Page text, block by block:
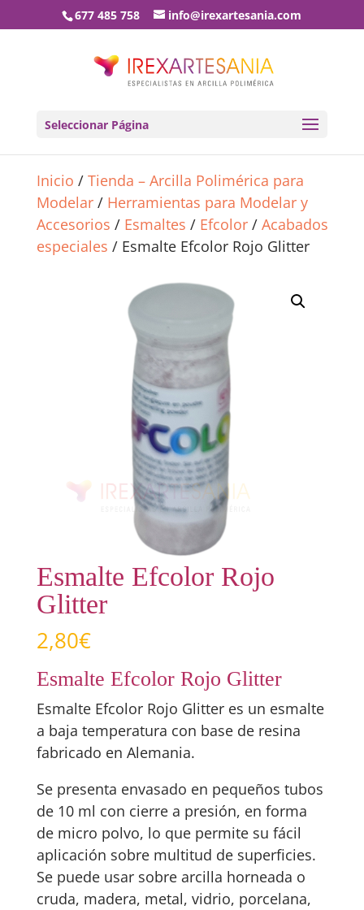
677 485 758 info@irexartesania.com
Seleccionar Página
Inicio / Tienda – Arcilla Polimérica para
Modelar/ Herramientas para Modelar y
Accesorios / Esmaltes / Efcolor/ Acabados
especiales / Esmalte Efcolor Rojo Glitter
Esmalte Efcolor Rojo
Glitter
2,80€
Esmalte Efcolor Rojo Glitter
Esmalte Efcolor Rojo Glitter es un esmalte
a baja temperatura con base de resina
fabricado en Alemania.
Se presenta envasado en pequeños tubos
de 10 ml con cierre a presión, en forma
de micro polvo, lo que permite su fácil
aplicación sobre multitud de superficies.
Se puede usar sobre arcilla horneada o
cruda, madera, metal, vidrio, porcelana,